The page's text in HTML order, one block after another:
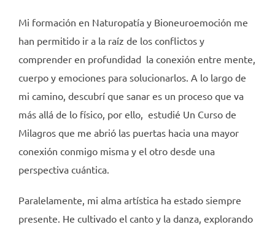
Mi formación en Naturopatía y Bioneuroemoción me
han permitido ir a la raíz de los conflictos y
comprender en profundidad la conexión entre mente,
cuerpo y emociones para solucionarlos. A lo largo de
mi camino, descubrí que sanar es un proceso que va
más allá de lo físico, por ello, estudié Un Curso de
Milagros que me abrió las puertas hacia una mayor
conexión conmigo misma y el otro desde una
perspectiva cuántica.
Paralelamente, mi alma artística ha estado siempre
presente. He cultivado el canto y la danza, explorando